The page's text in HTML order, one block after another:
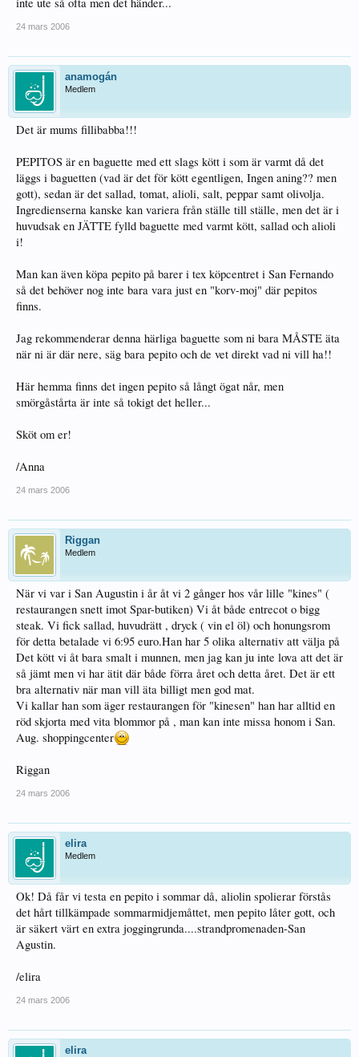
24 mars 2006
anamogán
Medlem
Det är mums fillibabba!!!
PEPITOS är en baguette med ett slags kött i som är varmt då det
läggs i baguetten (vad är det för kött egentligen, Ingen aning?? men
gott), sedan är det sallad, tomat, alioli, salt, peppar samt olivolja.
Ingredienserna kanske kan variera från ställe till ställe, men det är i
huvudsak en JÄTTE fylld baguette med varmt kött, sallad och alioli
i!
Man kan även köpa pepito på barer i tex köpcentret i San Fernando
så det behöver nog inte bara vara just en "korv-moj" där pepitos
finns.
Jag rekommenderar denna härliga baguette som ni bara MÅSTE äta
när ni är där nere, säg bara pepito och de vet direkt vad ni vill ha!!
Här hemma finns det ingen pepito så långt ögat når, men
smörgåstårta är inte så tokigt det heller...
Sköt om er!
/Anna
24 mars 2006
Riggan
Medlem
När vi var i San Augustin i år åt vi 2 gånger hos vår lille "kines" (
restaurangen snett imot Spar-butiken) Vi åt både entrecot o bigg
steak. Vi fick sallad, huvudrätt , dryck ( vin el öl) och honungsrom
för detta betalade vi 6:95 euro.Han har 5 olika alternativ att välja på
Det kött vi åt bara smalt i munnen, men jag kan ju inte lova att det är
så jämt men vi har ätit där både förra året och detta året. Det är ett
bra alternativ när man vill äta billigt men god mat.
Vi kallar han som äger restaurangen för "kinesen" han har alltid en
röd skjorta med vita blommor på , man kan inte missa honom i San.
Aug. shoppingcenter
Riggan
24 mars 2006
elira
Medlem
Ok! Då får vi testa en pepito i sommar då, aliolin spolierar förstås
det hårt tillkämpade sommarmidjemåttet, men pepito låter gott, och
är säkert värt en extra joggingrunda....strandpromenaden-San
Agustin.
/elira
24 mars 2006
elira